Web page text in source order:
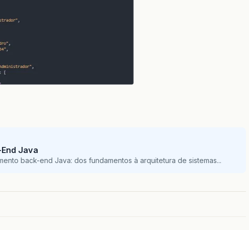
Java
back-end Java: dos fundamentos à arquitetura de sistemas...